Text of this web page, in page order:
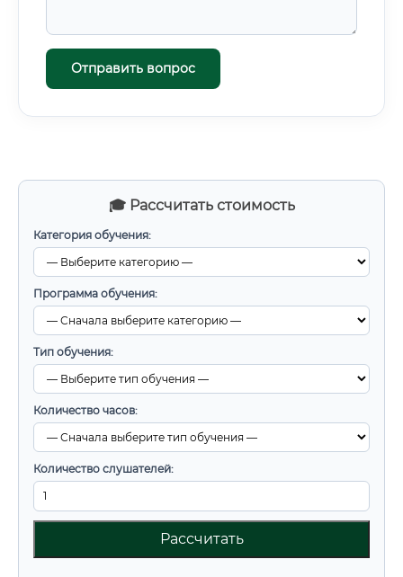
🎓 Рассчитать стоимость
Категория обучения:
Программа обучения:
Тип обучения:
Количество часов:
Количество слушателей:
Рассчитать
Отправить вопрос